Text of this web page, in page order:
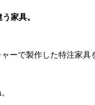
家具。
ーで製作した特注家具